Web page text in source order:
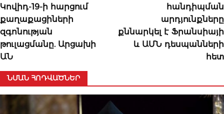
Կովիդ-19-ի հարցում
քաղաքացիների
զգոնության
թուլացմանը. Արցախի
ԱՆ
հանդիպման
արդյունքները
քննարկել է Ֆրանսիայի
և ԱՄՆ դեսպանների
հետ
ՆՄԱՆ ՀՈԴՎԱԾՆԵՐ